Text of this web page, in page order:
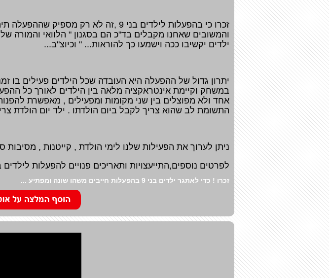
זכרו כי בהפעלות לילדים בני 9 ,זה לא
ילדים יקשיבו ככה וישמעו כך להוראות... " וכיוצ"ב...
יתרון גדול של ההפעלה היא העובדה שכל הילדים פעילים בו
במשחק וקיימת אינטראקציה מלאה בין הילדים לאורך כל
אחד ולא מפוצלים בין שני מקומות ומפעילים , מאפשרת
התשומת לב שהוא צריך לקבל ביום הולדתו . ילד יום הולדת
ניתן לערוך את הפעילות שלנו לימי הולדת , קייטנות ,
לפרטים נוספים,התייעצויות ותאריכים פנויים להפעלות לילדים בגיל 9 התקשר/י
זכרו ! כדי לאתגר ילדים בני 9 בהפעלות חייבים משהו שונה ומפתיע ...